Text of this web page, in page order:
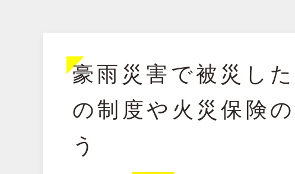
豪雨災害で被災し
の制度や火災保険
う